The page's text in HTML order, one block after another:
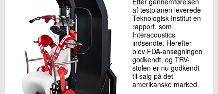
af testplanen leverede
Teknologisk Institut en
rapport, som
Interacoustics
indsendte. Herefter
blev FDA-ansøgningen
godkendt, og TRV-
stolen er nu godkendt
til salg på det
amerikanske marked.